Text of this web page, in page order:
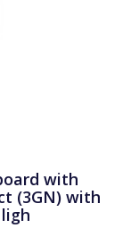
with
(3GN) with